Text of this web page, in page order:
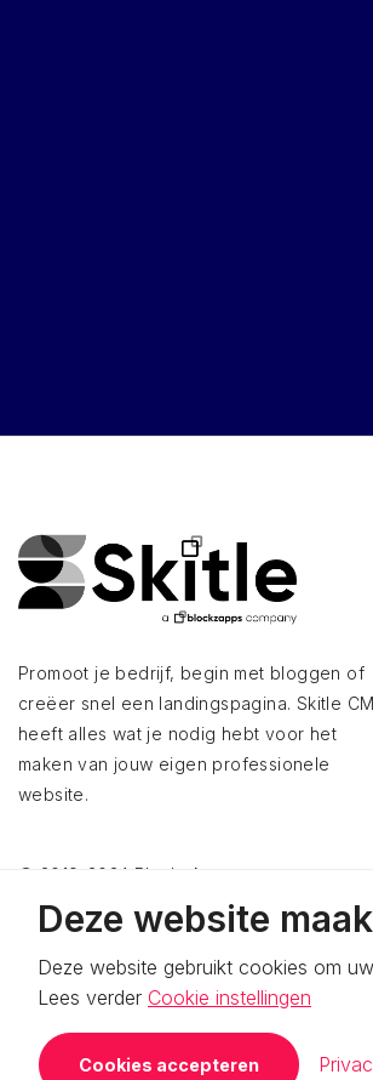
Promoot je bedrijf, begin met bloggen of
creëer snel een landingspagina. Skitle
heeft alles wat je nodig hebt voor het
maken van jouw eigen professionele
website.
© 2019-2024 BlockzApps
Deze website
Deze website gebruikt cookies om
Lees verder Cookie instellingen
Cookies accepteren